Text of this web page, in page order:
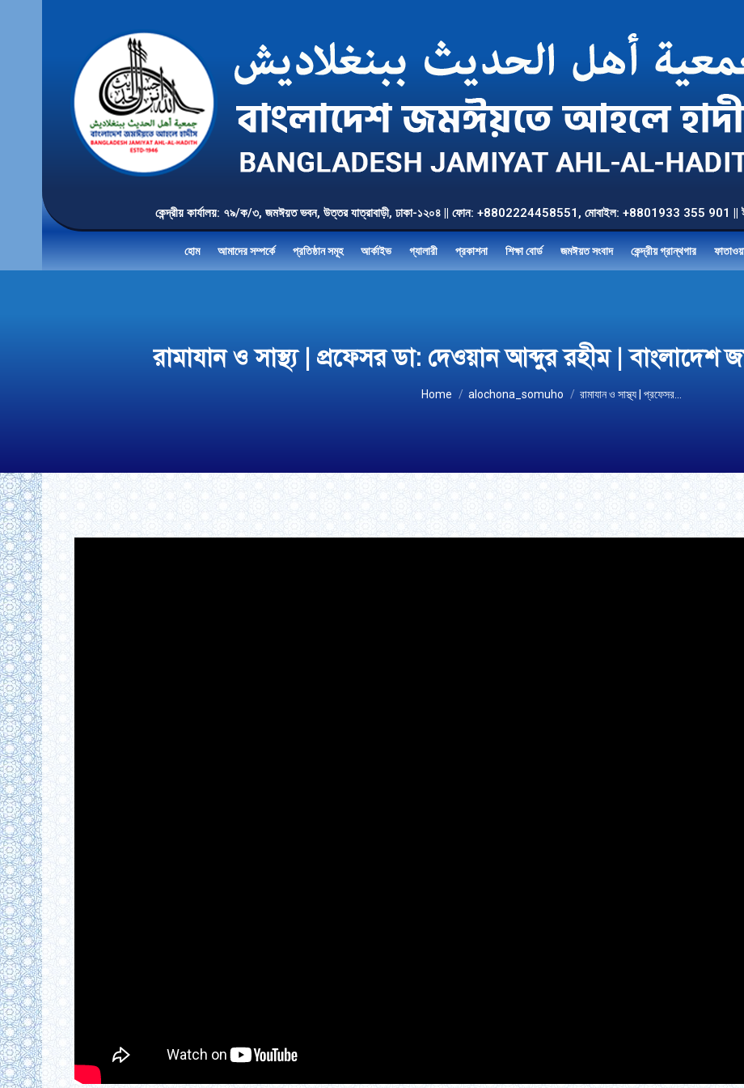
কেন্দ্রীয় কার্যালয়: ৭৯/ক/৩, জমঈয়ত ভবন, উত্তর যাত্রাবাড়ী, ঢাকা-১২০৪ || ফোন: +8802224458551, মোবাইল: +8801933 355
হোম আমাদের সম্পর্কে প্রতিষ্ঠান সমূহ আর্কাইভ গ্যালারী প্রকাশনা শিক্ষা বোর্ড জমঈয়ত সংবাদ কেন্দ্রীয় গ্রান্থগার
রামাযান ও সাস্থ্য | প্রফেসর ডা: দেওয়ান আব্দুর রহীম |
You are here:
Home alochona_somuho রামাযান ও সাস্থ্য | প্রফেসর…